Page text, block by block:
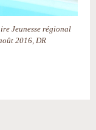
Jeunesse régional
2016, DR